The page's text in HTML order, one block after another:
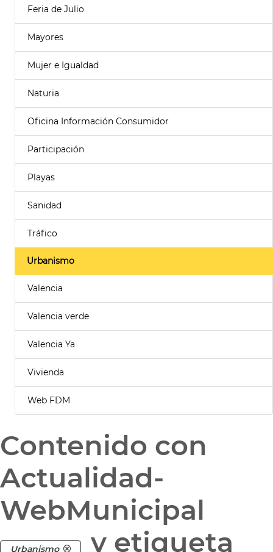
Feria de Julio
Mayores
Mujer e Igualdad
Naturia
Oficina Información Consumidor
Participación
Playas
Sanidad
Tráfico
Urbanismo
Valencia
Valencia verde
Valencia Ya
Vivienda
Web FDM
Contenido con
Actualidad-
WebMunicipal
Urbanismo y etiqueta